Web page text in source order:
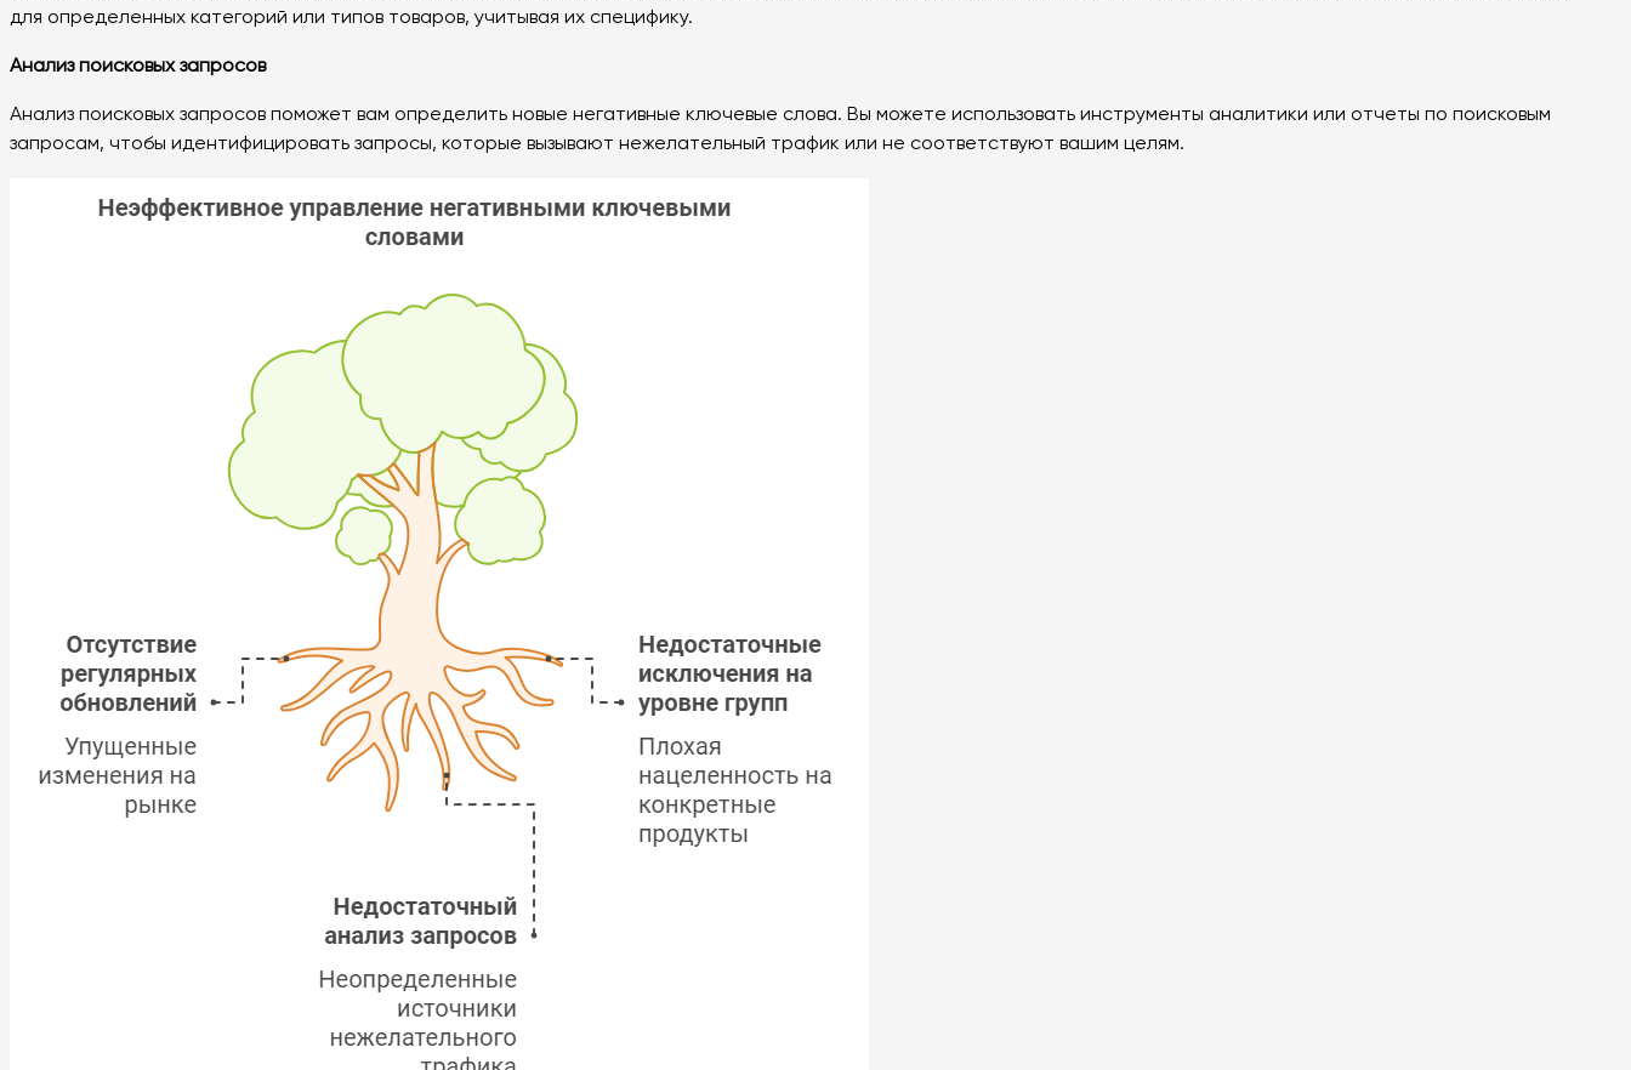
для определенных категорий или типов товаров, учитывая их специфику.
Анализ поисковых запросов
Анализ поисковых запросов поможет вам определить новые негативные ключевые слова. Вы можете использовать инструменты аналитики или отчеты по поисковым
запросам, чтобы идентифицировать запросы, которые вызывают нежелательный трафик или не соответствуют вашим целям.